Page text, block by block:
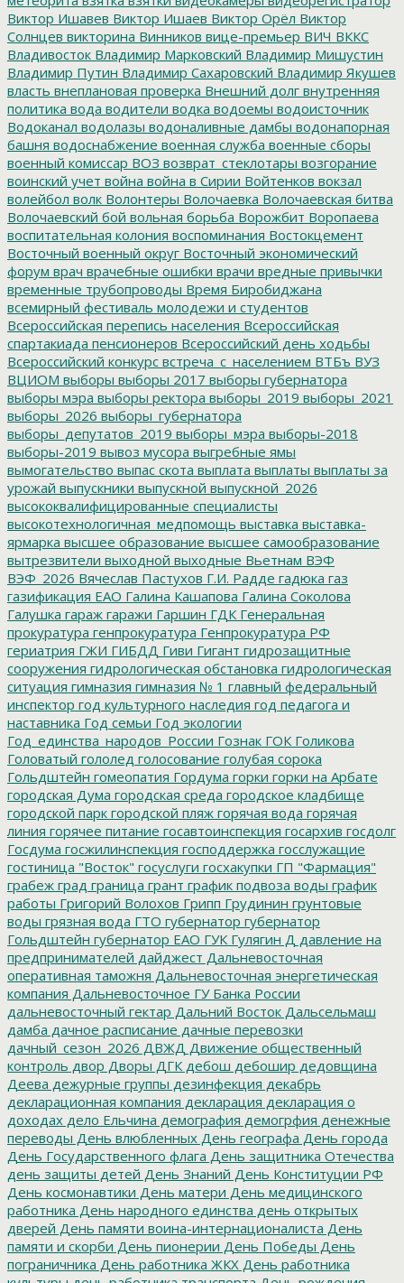
Виктор Ишавев Виктор Ишаев Виктор Орёл Виктор
Солнцев викторина Винников вице-премьер ВИЧ ВККС
Владивосток Владимир Марковский Владимир Мишустин
Владимир Путин Владимир Сахаровский Владимир Якушев
власть внеплановая проверка Внешний долг внутренняя
политика вода водители водка водоемы водоисточник
Водоканал водолазы водоналивные дамбы водонапорная
башня водоснабжение военная служба военные сборы
военный комиссар ВОЗ возврат_стеклотары возгорание
воинский учет война война в Сирии Войтенков вокзал
волейбол волк Волонтеры Волочаевка Волочаевская битва
Волочаевский бой вольная борьба Ворожбит Воропаева
воспитательная колония воспоминания Востокцемент
Восточный военный округ Восточный экономический
форум врач врачебные ошибки врачи вредные привычки
временные трубопроводы Время Биробиджана
всемирный фестиваль молодежи и студентов
Всероссийская перепись населения Всероссийская
спартакиада пенсионеров Всероссийский день ходьбы
Всероссийский конкурс встреча_с_населением ВТБъ ВУЗ
ВЦИОМ выборы выборы 2017 выборы губернатора
выборы мэра выборы ректора выборы_2019 выборы_2021
выборы_2026 выборы_губернатора
выборы_депутатов_2019 выборы_мэра выборы-2018
выборы-2019 вывоз мусора выгребные ямы
вымогательство выпас скота выплата выплаты выплаты за
урожай выпускники выпускной выпускной_2026
высококвалифицированные специалисты
высокотехнологичная_медпомощь выставка выставка-
ярмарка высшее образование высшее самообразование
вытрезвители выходной выходные Вьетнам ВЭФ
ВЭФ_2026 Вячеслав Пастухов Г.И. Радде гадюка газ
газификация ЕАО Галина Кашапова Галина Соколова
Галушка гараж гаражи Гаршин ГДК Генеральная
прокуратура генпрокуратура Генпрокуратура РФ
гериатрия ГЖИ ГИБДД Гиви Гигант гидрозащитные
сооружения гидрологическая обстановка гидрологическая
ситуация гимназия гимназия № 1 главный федеральный
инспектор год культурного наследия год педагога и
наставника Год семьи Год экологии
Год_единства_народов_России Гознак ГОК Голикова
Головатый гололед голосование голубая сорока
Гольдштейн гомеопатия Гордума горки горки на Арбате
городская Дума городская среда городское кладбище
городской парк городской пляж горячая вода горячая
линия горячее питание госавтоинспекция госархив госдолг
Госдума госжилинспекция господдержка госслужащие
гостиница "Восток" госуслуги госхакупки ГП "Фармация"
грабеж град граница грант график подвоза воды график
работы Григорий Волохов Грипп Грудинин грунтовые
воды грязная вода ГТО губернатор губернатор
Гольдштейн губернатор ЕАО ГУК Гулягин Д давление на
предпринимателей дайджест Дальневосточная
оперативная таможня Дальневосточная энергетическая
компания Дальневосточное ГУ Банка России
дальневосточный гектар Дальний Восток Дальсельмаш
дамба дачное расписание дачные перевозки
дачный_сезон_2026 ДВЖД Движение общественный
контроль двор Дворы ДГК дебош дебошир дедовщина
Деева дежурные группы дезинфекция декабрь
декларационная компания декларация декларация о
доходах дело Ельчина демография демогрфия денежные
переводы День влюбленных День географа День города
День Государственного флага День защитника Отечества
день защиты детей День Знаний День Конституции РФ
День космонавтики День матери День медицинского
работника День народного единства день открытых
дверей День памяти воина-интернационалиста День
памяти и скорби День пионерии День Победы День
пограничника День работника ЖКХ День работника